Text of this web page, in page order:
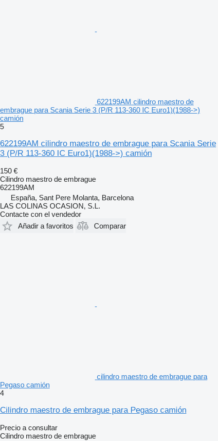
622199AM cilindro maestro de
embrague para Scania Serie 3 (P/R 113-360 IC Euro1)(1988->)
camión
5
622199AM cilindro maestro de embrague para Scania Serie
3 (P/R 113-360 IC Euro1)(1988->) camión
150 €
Cilindro maestro de embrague
622199AM
España, Sant Pere Molanta, Barcelona
LAS COLINAS OCASION, S.L.
Contacte con el vendedor
Añadir a favoritos
Comparar
cilindro maestro de embrague para
Pegaso camión
4
Cilindro maestro de embrague para Pegaso camión
Precio a consultar
Cilindro maestro de embrague